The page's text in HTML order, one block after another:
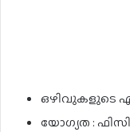
ഒഴിവുകളുടെ
യോഗ്യത :